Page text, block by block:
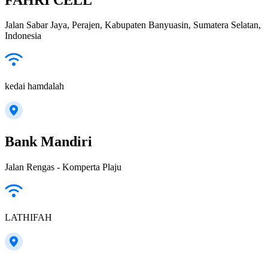
Jalan Sabar Jaya, Perajen, Kabupaten Banyuasin, Sumatera Selatan,
Indonesia
kedai hamdalah
Bank Mandiri
Jalan Rengas - Komperta Plaju
LATHIFAH